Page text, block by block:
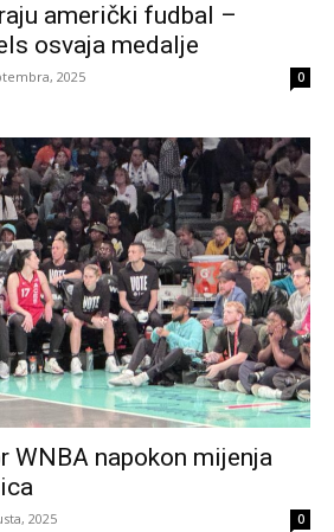
američki fudbal –
osvaja medalje
2025 0
WNBA napokon mijenja
2025 0